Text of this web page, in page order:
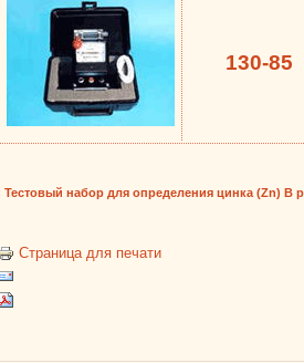
130-85
Тестовый набор для определения цинка (Zn) В
Страница для печати